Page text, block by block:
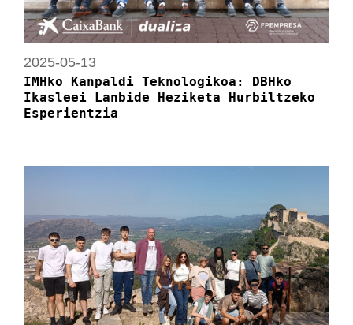
2025-05-13
IMHko Kanpaldi Teknologikoa: DBHko
Ikasleei Lanbide Heziketa Hurbiltzeko
Esperientzia